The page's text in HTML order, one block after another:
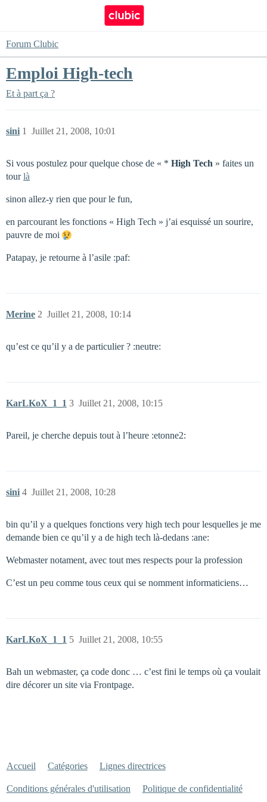
Forum Clubic
Emploi High-tech
Et à part ça ?
sini Juillet 21, 2008, 10:01
1
Si vous postulez pour quelque chose de « * High Tech » faites un
tourlà
sinon allez-y rien que pour le fun,
en parcourant les fonctions « High Tech » j’ai esquissé un sourire,
pauvre de moi
Patapay, je retourne à l’asile :paf:
Merine Juillet 21, 2008, 10:14
2
qu’est ce qu’il y a de particulier ? :neutre:
KarLKoX_1_1 Juillet 21, 2008, 10:15
3
Pareil, je cherche depuis tout à l’heure :etonne2:
sini Juillet 21, 2008, 10:28
4
bin qu’il y a quelques fonctions very high tech pour lesquelles je me
demande bien ce qu’il y a de high tech là-dedans :ane:
Webmaster notament, avec tout mes respects pour la profession
C’est un peu comme tous ceux qui se nomment informaticiens…
KarLKoX_1_1 Juillet 21, 2008, 10:55
5
Bah un webmaster, ça code donc … c’est fini le temps où ça voulait
dire décorer un site via Frontpage.
Accueil Catégories Lignes directrices
Conditions générales d'utilisation Politique de confidentialité